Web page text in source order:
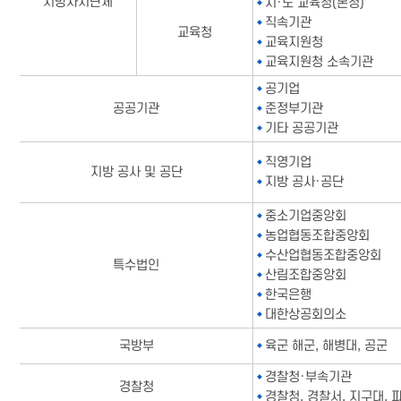
교육청
시·도 교육청(본청)
직속기관
교육지원청
교육지원청 소속기관
공공기관
공기업
준정부기관
기타 공공기관
지방 공사 및 공단
직영기업
지방 공사·공단
특수법인
중소기업중앙회
농업협동조합중앙회
수산업협동조합중앙회
산림조합중앙회
한국은행
대한상공회의소
국방부 육군 해군, 해병대, 공군
경찰청
경찰청·부속기관
경찰청, 경찰서, 지구대,